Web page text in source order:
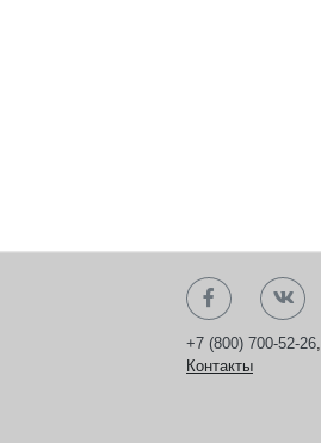
+7 (800) 700-52-26,
Контакты